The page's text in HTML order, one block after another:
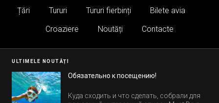
Țări Tururi Tururi fierbinți
Bilete avia
Croaziere
Noutăți Contacte
ULTIMELE NOUTĂȚI
Обязательно к посещению!
Куда сходить и что сделать, собрали для